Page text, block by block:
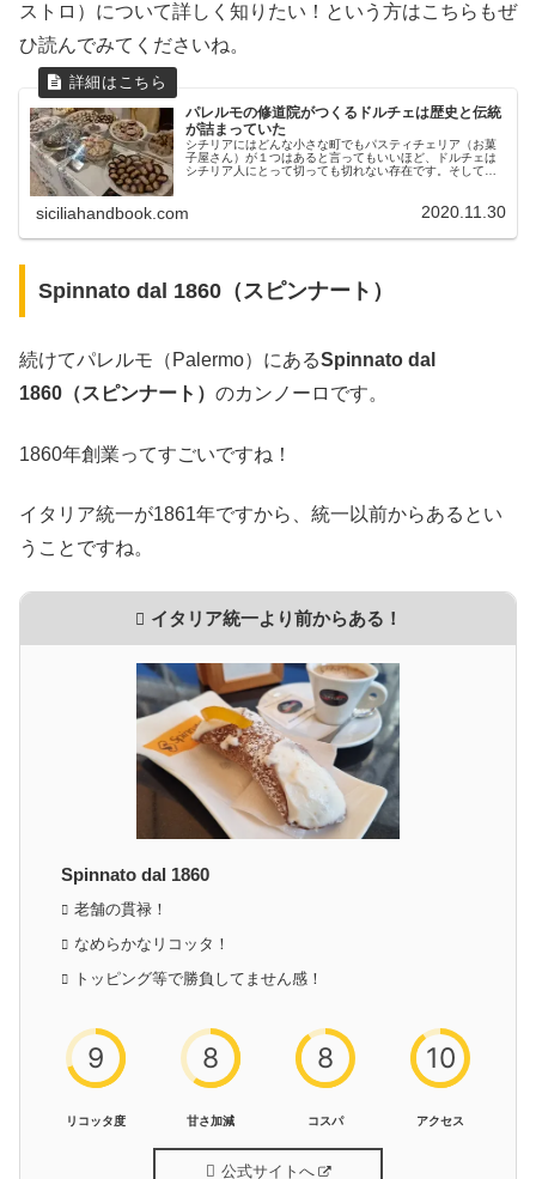
ストロ）について詳しく知りたい！という方はこちらもぜ
ひ読んでみてくださいね。
パレルモの修道院がつくるドルチェは歴史と伝統
が詰まっていた
シチリアにはどんな小さな町でもパスティチェリア（お菓
子屋さん）が１つはあると言ってもいいほど、ドルチェは
シチリア人にとって切っても切れない存在です。そして言
siciliahandbook.com 2020.11.30
Spinnato dal 1860（スピンナート）
続けてパレルモ（Palermo）にあるSpinnato dal
1860（スピンナート） のカンノーロです。
1860年創業ってすごいですね！
イタリア統一が1861年ですから、統一以前からあるとい
うことですね。
イタリア統一より前からある！
Spinnato dal 1860
老舗の貫禄！
なめらかなリコッタ！
トッピング等で勝負してません感！
9
リコッタ度
8
甘さ加減
8
コスパ
10
アクセス
公式サイトへ